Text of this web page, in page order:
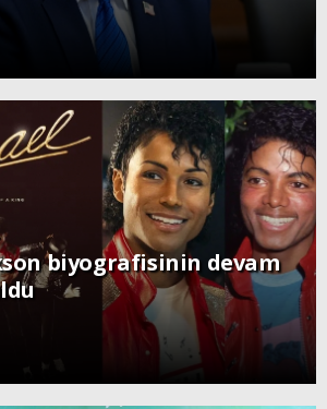
biyografisinin devam